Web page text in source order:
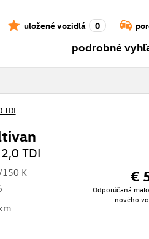
uložené vozidlá 0
podrobné
TDI
TDI
K
€
Odporúčaná
nového